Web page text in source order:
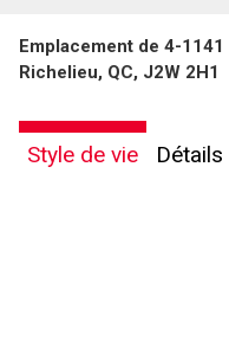
Emplacement de 4-
Richelieu, QC, J2W 2H1
Style de vie